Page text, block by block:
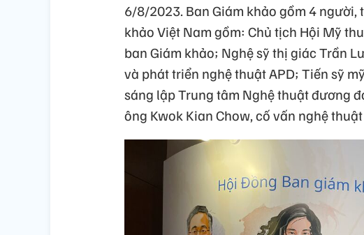
6/8/2023. Ban Giám khảo gồm 4
khảo Việt Nam gồm: Chủ tịch Hội Mỹ
ban Giám khảo; Nghệ sỹ thị giác Trần
và phát triển nghệ thuật APD; Tiến sỹ
sáng lập Trung tâm Nghệ thuật đương
ông Kwok Kian Chow, cố vấn nghệ